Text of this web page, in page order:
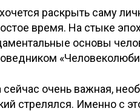
раскрыть саму
время. На стыке
основы
очень важная,
стрелялся. Именно с